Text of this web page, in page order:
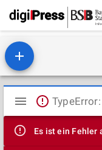
Mirador
Viewer
Es ist ein Fehler